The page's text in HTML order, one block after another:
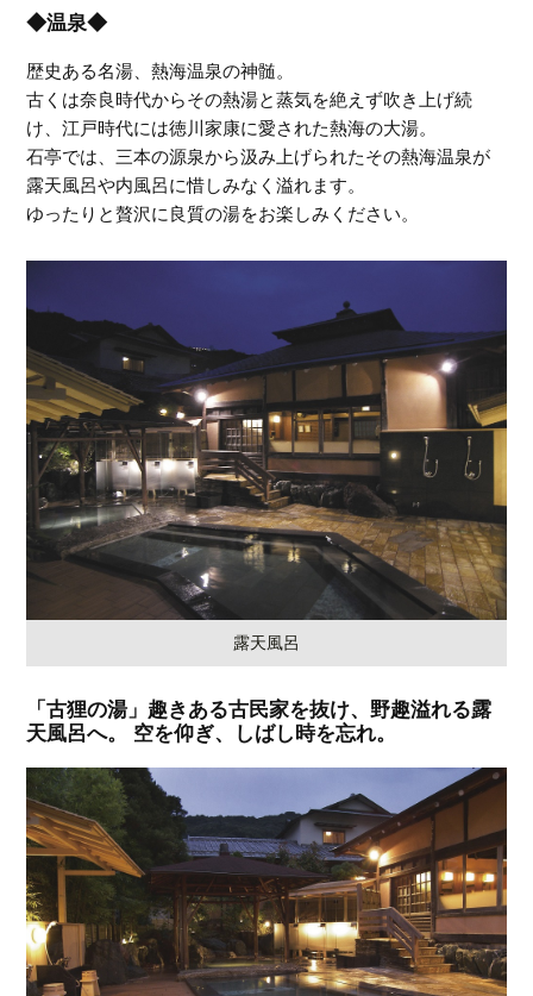
◆温泉◆
歴史ある名湯、熱海温泉の神髄。
古くは奈良時代からその熱湯と蒸気を絶えず吹き上げ続
け、江戸時代には徳川家康に愛された熱海の大湯。
石亭では、三本の源泉から汲み上げられたその熱海温泉が
露天風呂や内風呂に惜しみなく溢れます。
ゆったりと贅沢に良質の湯をお楽しみください。
露天風呂
「古狸の湯」趣きある古民家を抜け、野趣溢れる露
天風呂へ。 空を仰ぎ、しばし時を忘れ。